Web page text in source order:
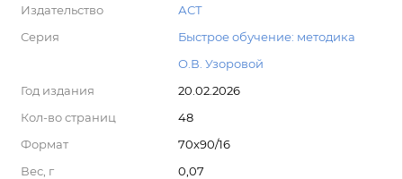
Издательство
АСТ
Серия
Быстрое обучение: методика
О.В. Узоровой
Год издания
20.02.2026
Кол-во страниц
48
Формат
70x90/16
Вес, г
0,07